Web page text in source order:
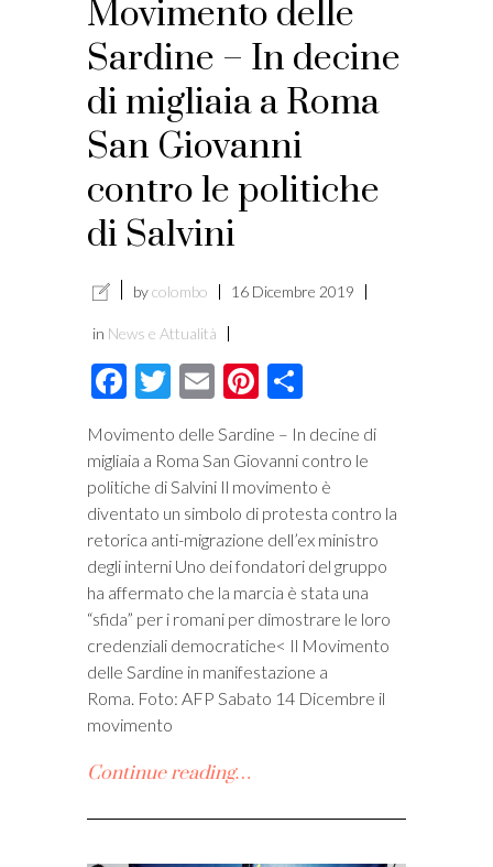
Movimento delle
Sardine – In decine
di migliaia a Roma
San Giovanni
contro le politiche
di Salvini
bycolombo 16 Dicembre 2019
in News e Attualità
Facebook
Twitter
EmailPinterest
Movimento delle Sardine – In decine di
migliaia a Roma San Giovanni contro le
politiche di Salvini Il movimento è
diventato un simbolo di protesta contro la
retorica anti-migrazione dell’ex ministro
degli interni Uno dei fondatori del gruppo
ha affermato che la marcia è stata una
“sfida” per i romani per dimostrare le loro
credenziali democratiche< Il Movimento
delle Sardine in manifestazione a
Roma. Foto: AFP Sabato 14 Dicembre il
movimento
Continue reading…